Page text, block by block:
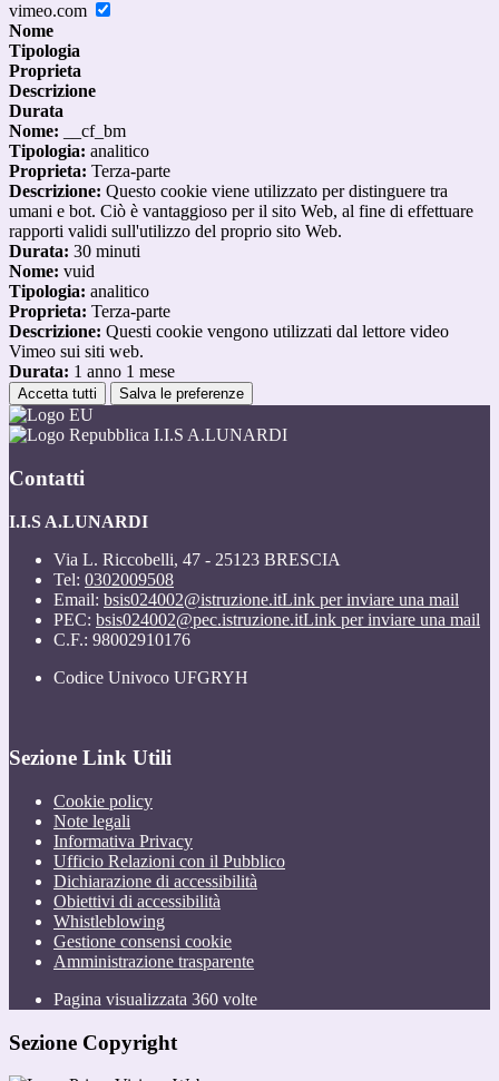
vimeo.com
Nome
Tipologia
Proprieta
Descrizione
Durata
Nome: __cf_bm
Tipologia: analitico
Proprieta: Terza-parte
Descrizione: Questo cookie viene utilizzato per distinguere tra
umani e bot. Ciò è vantaggioso per il sito Web, al fine di effettuare
rapporti validi sull'utilizzo del proprio sito Web.
Durata: 30 minuti
Nome: vuid
Tipologia: analitico
Proprieta: Terza-parte
Descrizione: Questi cookie vengono utilizzati dal lettore video
Vimeo sui siti web.
Durata: 1 anno 1 mese
Accetta tutti Salva le preferenze
I.I.S A.LUNARDI
Contatti
I.I.S A.LUNARDI
Via L. Riccobelli, 47 - 25123 BRESCIA
Tel: 0302009508
Email: bsis024002@istruzione.itLink per inviare una mail
PEC: bsis024002@pec.istruzione.itLink per inviare una mail
C.F.: 98002910176
Codice Univoco UFGRYH
Sezione Link Utili
Cookie policy
Note legali
Informativa Privacy
Ufficio Relazioni con il Pubblico
Dichiarazione di accessibilità
Obiettivi di accessibilità
Whistleblowing
Gestione consensi cookie
Amministrazione trasparente
Pagina visualizzata 360 volte
Sezione Copyright